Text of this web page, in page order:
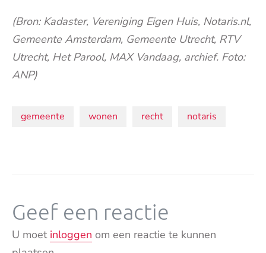
(Bron: Kadaster, Vereniging Eigen Huis, Notaris.nl,
Gemeente Amsterdam, Gemeente Utrecht, RTV
Utrecht, Het Parool, MAX Vandaag, archief. Foto:
ANP)
Onderwerpen:
gemeente wonen recht notaris
Geef een reactie
U moet inloggen om een reactie te kunnen